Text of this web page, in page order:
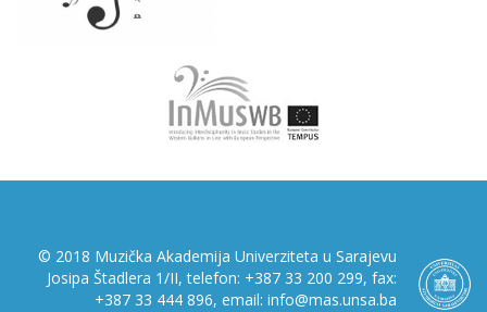
© 2018 Muzička Akademija Univerziteta u Sarajevu
Josipa Štadlera 1/II, telefon: +387 33 200 299, fax:
+387 33 444 896, email: info@mas.unsa.ba